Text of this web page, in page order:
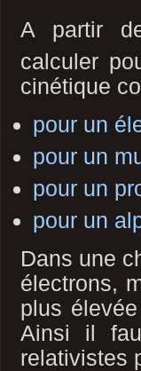
A partir
calculer
cinétique
pour un
pour un
pour un
pour un
Dans une
électrons,
plus
Ainsi il
relativistes